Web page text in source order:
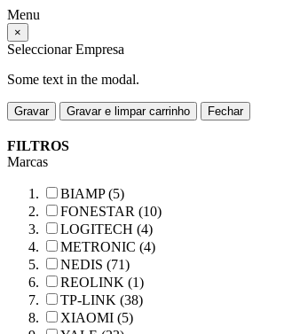
Menu
×
Seleccionar Empresa
Some text in the modal.
Gravar Gravar e limpar carrinho Fechar
FILTROS
Marcas
BIAMP (5)
FONESTAR (10)
LOGITECH (4)
METRONIC (4)
NEDIS (71)
REOLINK (1)
TP-LINK (38)
XIAOMI (5)